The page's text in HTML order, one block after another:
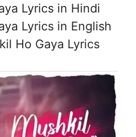
Lyrics in Hindi
Lyrics in English
Ho Gaya Lyrics